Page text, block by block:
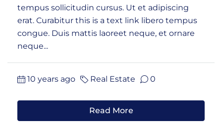
tempus sollicitudin cursus. Ut et adipiscing
erat. Curabitur this is a text link libero tempus
congue. Duis mattis laoreet neque, et ornare
neque...
10 years ago Real Estate 0
Read More